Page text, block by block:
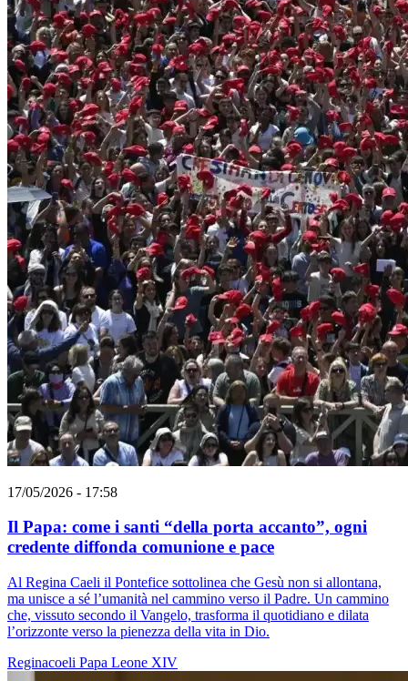
17/05/2026 - 17:58
Il Papa: come i santi “della porta accanto”, ogni
credente diffonda comunione e pace
Al Regina Caeli il Pontefice sottolinea che Gesù non si allontana,
ma unisce a sé l’umanità nel cammino verso il Padre. Un cammino
che, vissuto secondo il Vangelo, trasforma il quotidiano e dilata
l’orizzonte verso la pienezza della vita in Dio.
Reginacoeli Papa Leone XIV